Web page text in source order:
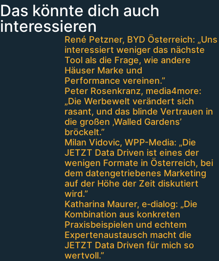
Das könnte dich auch
interessieren
René Petzner, BYD Österreich: „Uns
interessiert weniger das nächste
Tool als die Frage, wie andere
Häuser Marke und
Performance vereinen.”
Peter Rosenkranz, media4more:
„Die Werbewelt verändert sich
rasant, und das blinde Vertrauen in
die großen ‚Walled Gardens’
bröckelt.”
Milan Vidovic, WPP-Media: „Die
JETZT Data Driven ist eines der
wenigen Formate in Österreich, bei
dem datengetriebenes Marketing
auf der Höhe der Zeit diskutiert
wird.”
Katharina Maurer, e‑dialog: „Die
Kombination aus konkreten
Praxisbeispielen und echtem
Expertenaustausch macht die
JETZT Data Driven für mich so
wertvoll.”